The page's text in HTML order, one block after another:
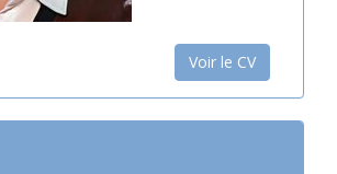
Voir le CV